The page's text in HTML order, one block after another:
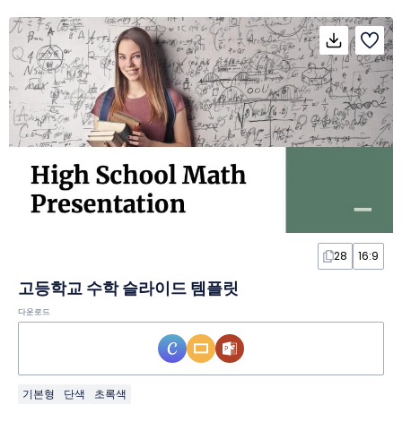
28 16:9
고등학교 수학 슬라이드 템플릿
다운로드
기본형 단색 초록색